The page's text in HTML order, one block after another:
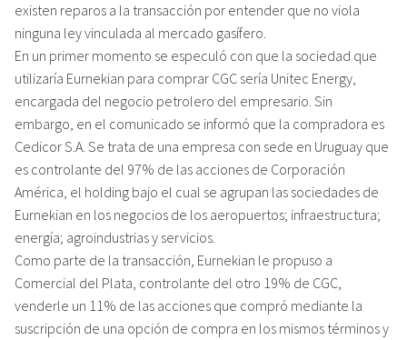
existen reparos a la transacción por entender que no viola
ninguna ley vinculada al mercado gasífero.
En un primer momento se especuló con que la sociedad que
utilizaría Eurnekian para comprar CGC sería Unitec Energy,
encargada del negocio petrolero del empresario. Sin
embargo, en el comunicado se informó que la compradora es
Cedicor S.A. Se trata de una empresa con sede en Uruguay que
es controlante del 97% de las acciones de Corporación
América, el holding bajo el cual se agrupan las sociedades de
Eurnekian en los negocios de los aeropuertos; infraestructura;
energía; agroindustrias y servicios.
Como parte de la transacción, Eurnekian le propuso a
Comercial del Plata, controlante del otro 19% de CGC,
venderle un 11% de las acciones que compró mediante la
suscripción de una opción de compra en los mismos términos y